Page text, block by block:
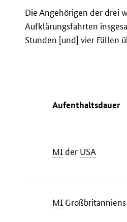
Die Angehörigen der drei
Aufklärungsfahrten
Stunden [und] vier Fällen
Aufenthaltsdauer
MIder USA
MI Großbritanniens